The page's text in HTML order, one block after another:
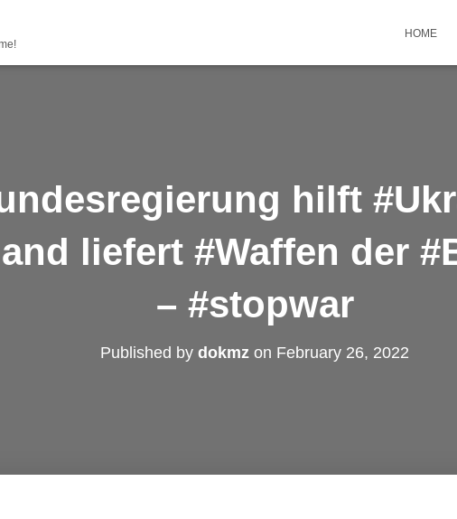
HOME
hilft
liefert #Waffen der
– #stopwar
Published by dokmz on February 26, 2022